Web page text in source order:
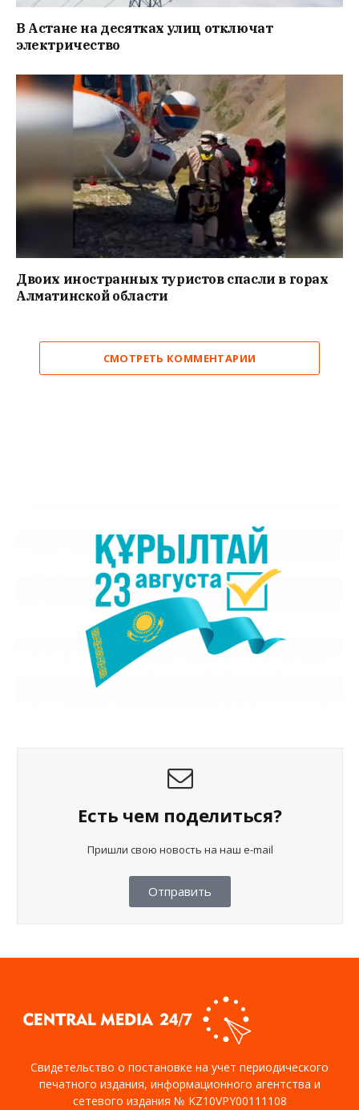
В Астане на десятках улиц отключат
электричество
Двоих иностранных туристов спасли в горах
Алматинской области
СМОТРЕТЬ КОММЕНТАРИИ
Есть чем поделиться?
Пришли свою новость на наш e-mail
Отправить
Свидетельство о постановке на учет периодического
печатного издания, информационного агентства и
сетевого издания № KZ10VPY00111108